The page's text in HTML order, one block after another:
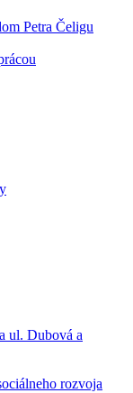
Petra Čeligu
ul. Dubová a
rozvoja